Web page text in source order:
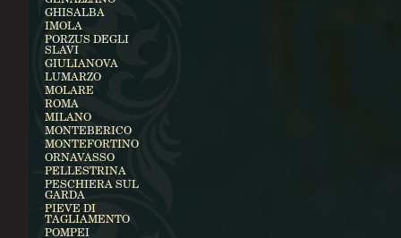
GHISALBA
IMOLA
PORZUS DEGLI
SLAVI
GIULIANOVA
LUMARZO
MOLARE
ROMA
MILANO
MONTEBERICO
MONTEFORTINO
ORNAVASSO
PELLESTRINA
PESCHIERA SUL
GARDA
PIEVE DI
TAGLIAMENTO
POMPEI